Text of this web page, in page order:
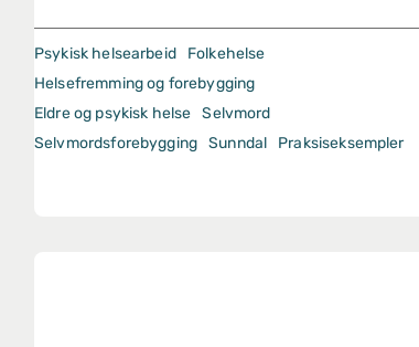
Psykisk helsearbeid
Folkehelse
Helsefremming og forebygging
Eldre og psykisk helse
Selvmord
Selvmordsforebygging Sunndal Praksiseksempler